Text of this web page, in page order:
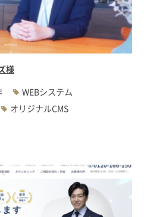
様
WEBシステム
オリジナルCMS